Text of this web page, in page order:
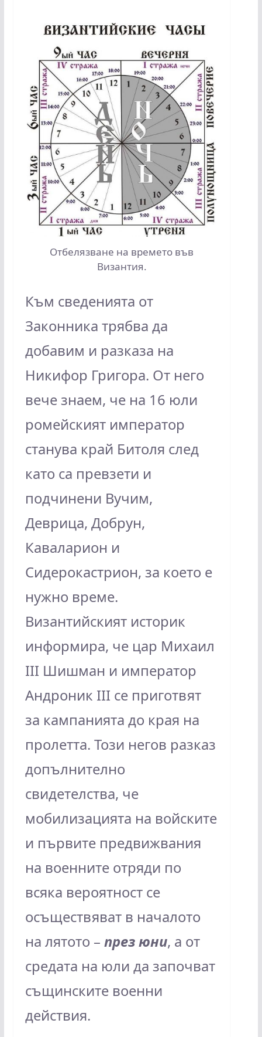
Отбелязване на времето във
Византия.
Към сведенията от
Законника трябва да
добавим и разказа на
Никифор Григора. От него
вече знаем, че на 16 юли
ромейският император
станува край Битоля след
като са превзети и
подчинени Вучим,
Деврица, Добрун,
Каваларион и
Сидерокастрион, за което е
нужно време.
Византийският историк
информира, че цар Михаил
III Шишман и император
Андроник III се приготвят
за кампанията до края на
пролетта. Този негов разказ
допълнително
свидетелства, че
мобилизацията на войските
и първите предвижвания
на военните отряди по
всяка вероятност се
осъществяват в началото
на лятото – през юни, а от
средата на юли да започват
същинските военни
действия.